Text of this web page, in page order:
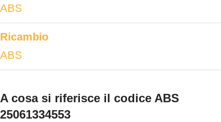
ABS
Ricambio
ABS
A cosa si riferisce il codice ABS
25061334553